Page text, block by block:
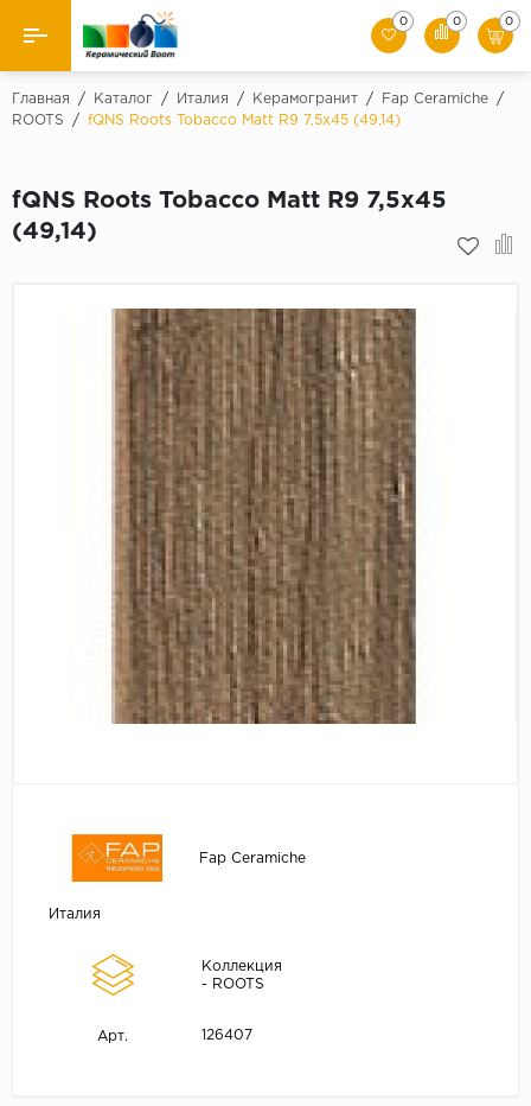
Назад
Керамическая плитка
Искусственный камень
0 0 0
Главная / Каталог / Италия / Керамогранит / Fap Ceramiche
/
ROOTS
/ fQNS Roots Tobacco Matt R9 7,5x45 (49,14)
fQNS Roots Tobacco Matt R9 7,5x45
(49,14)
Fap Ceramiche
Италия
Коллекция
- ROOTS
Арт. 126407